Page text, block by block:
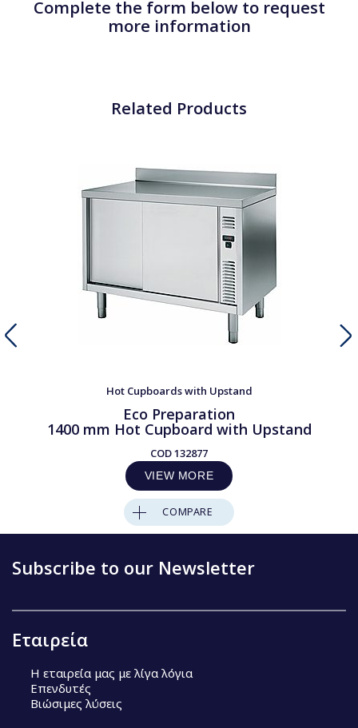
Complete the form below to request
more information
Related Products
Hot Cupboards with Upstand
Eco Preparation
1400 mm Hot Cupboard with Upstand
COD132877
VIEW MORE
COMPARE
Subscribe to our Newsletter
Εταιρεία
Η εταιρεία μας με λίγα λόγια
Επενδυτές
Βιώσιμες λύσεις